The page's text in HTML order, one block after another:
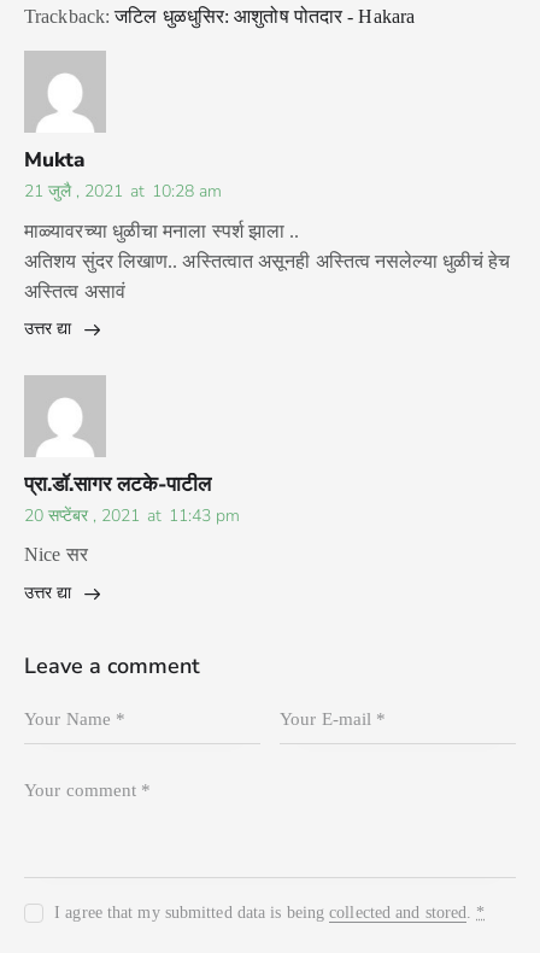
Trackback:जटिल धुळधुसिर: आशुतोष पोतदार - Hakara
Mukta
21 जुलै , 2021 at 10:28 am
माळ्यावरच्या धुळीचा मनाला स्पर्श झाला ..
अतिशय सुंदर लिखाण.. अस्तित्वात असूनही अस्तित्व नसलेल्या धुळीचं हेच
अस्तित्व असावं
उत्तर द्या
प्रा.डॉ.सागर लटके-पाटील
20 सप्टेंबर , 2021 at 11:43 pm
Nice सर
उत्तर द्या
Leave a comment
I agree that my submitted data is beingcollected and stored *